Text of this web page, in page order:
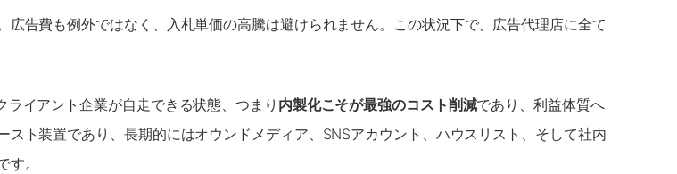
告費も例外ではなく、入札単価の高騰は避けられません。この状況下で、広告代理店に全て
イアント企業が自走できる状態、つまり 内製化こそが最強のコスト削減であり、利益体質へ
ト装置であり、長期的にはオウンドメディア、SNSアカウント、ハウスリスト、そして社内
す。